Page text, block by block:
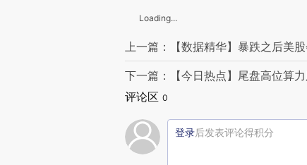
Loading...
上一篇：【数据精华】暴跌之后美
下一篇：【今日热点】尾盘高位算
评论区 0
登录后发表评论得积分